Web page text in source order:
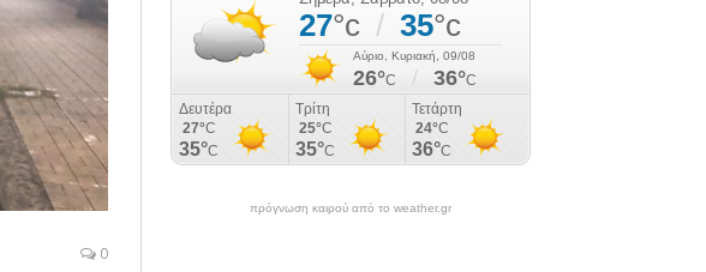
0
πρόγνωση καιρού από το weather.gr